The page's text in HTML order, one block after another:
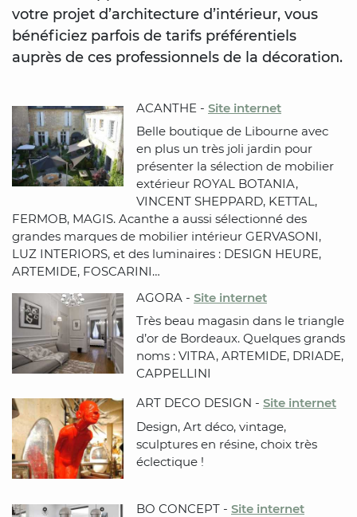
votre projet d’architecture d’intérieur, vous
bénéficiez parfois de tarifs préférentiels
auprès de ces professionnels de la décoration.
ACANTHE - Site internet
Belle boutique de Libourne avec
en plus un très joli jardin pour
présenter la sélection de mobilier
extérieur ROYAL BOTANIA,
VINCENT SHEPPARD, KETTAL,
FERMOB, MAGIS. Acanthe a aussi sélectionné des
grandes marques de mobilier intérieur GERVASONI,
LUZ INTERIORS, et des luminaires : DESIGN HEURE,
ARTEMIDE, FOSCARINI…
AGORA - Site internet
Très beau magasin dans le triangle
d’or de Bordeaux. Quelques grands
noms : VITRA, ARTEMIDE, DRIADE,
CAPPELLINI
ART DECO DESIGN - Site internet
Design, Art déco, vintage,
sculptures en résine, choix très
éclectique !
BO CONCEPT - Site internet